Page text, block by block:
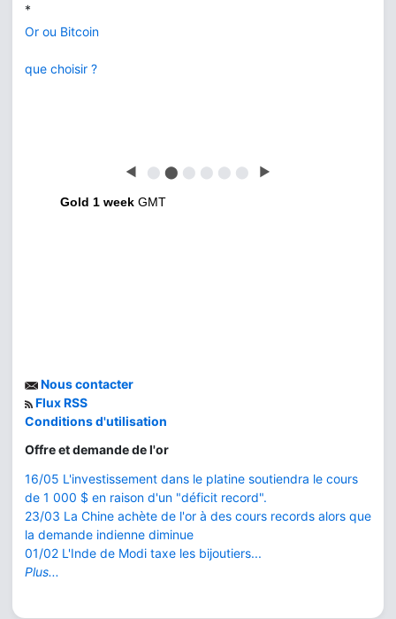
*
Or ou Bitcoin
que choisir ?
◀ ⬤ ⬤ ⬤ ⬤ ⬤ ⬤ ▶
Gold 1 week GMT
Nous contacter
Flux RSS
Conditions d'utilisation
Offre et demande de l'or
16/05 L'investissement dans le platine soutiendra le cours
de 1 000 $ en raison d'un "déficit record".
23/03 La Chine achète de l'or à des cours records alors que
la demande indienne diminue
01/02 L'Inde de Modi taxe les bijoutiers...
Plus...